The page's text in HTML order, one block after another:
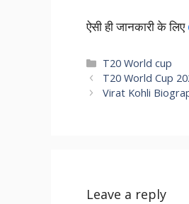
ऐसी ही जानकारी के लिए
Categories
T20 World cup
T20 World Cup
Virat Kohli
Leave a reply